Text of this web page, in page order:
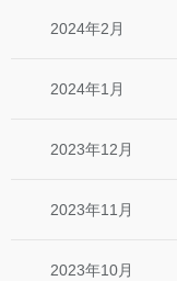
2024年2月
2024年1月
2023年12月
2023年11月
2023年10月